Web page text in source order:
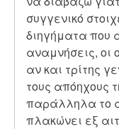
συγγενικό
διηγήματα που
αναμνήσεις, οι
αν και τρίτης
τους απόηχους
παράλληλα το
πλακώνει εξ